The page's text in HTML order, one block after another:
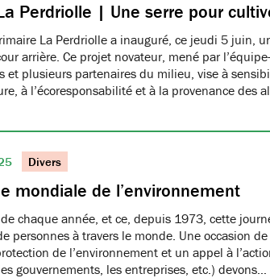
Perdriolle | Une serre pour
La Perdriolle a inauguré, ce jeudi 5 juin,
arrière. Ce projet novateur, mené par
et plusieurs partenaires du milieu, vise à
à l’écoresponsabilité et à la provenance des
Divers
mondiale de l’environnement
chaque année, et ce, depuis 1973, cette
personnes à travers le monde. Une occasion
de l’environnement et un appel à
gouvernements, les entreprises, etc.) devons…